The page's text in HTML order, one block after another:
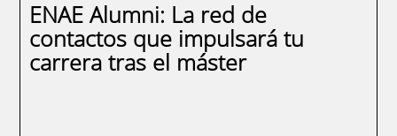
ENAE Alumni: La red de
contactos que impulsará tu
carrera tras el máster